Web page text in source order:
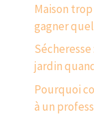
Maison
gagner
jardin
Pourquoi
à un